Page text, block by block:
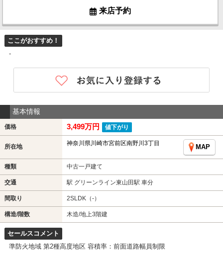
来店予約
ここがおすすめ！
-
基本情報
価格 3,499万円 値下がり
所在地 神奈川県川崎市宮前区南野川3丁目
MAP
種類 中古一戸建て
交通 駅 グリーンライン東山田駅 車分
間取り 2SLDK（-）
構造/階数 木造/地上3階建
セールスコメント
準防火地域 第2種高度地区 容積率：前面道路幅員制限